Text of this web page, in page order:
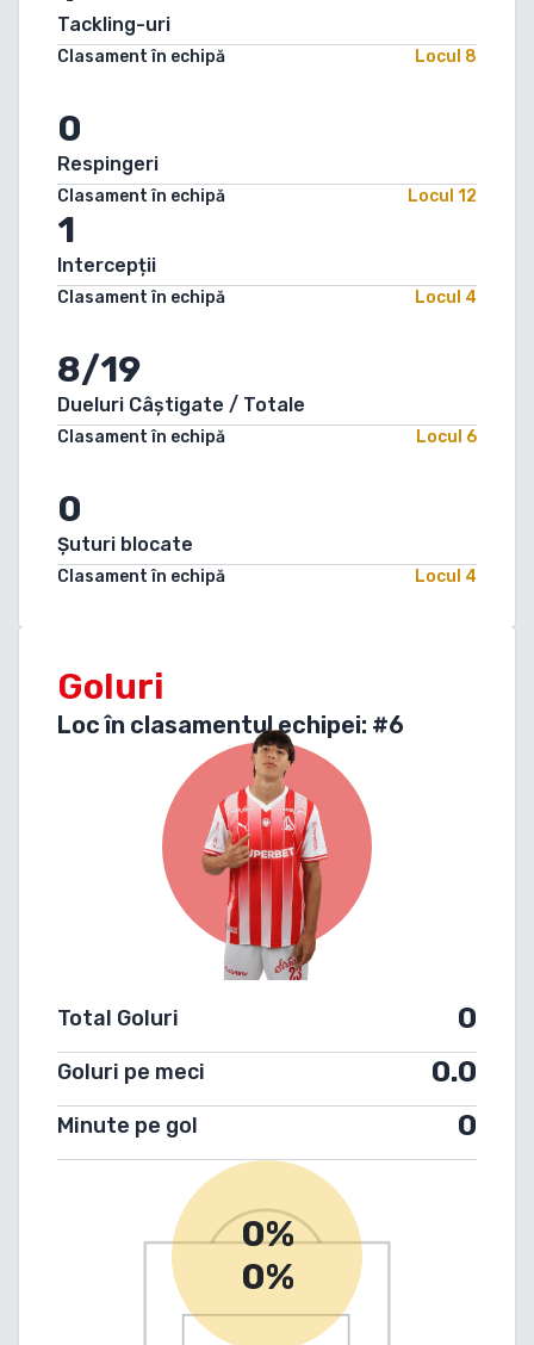
Tackling-uri
Clasament în echipă Locul 8
0
Respingeri
Clasament în echipă Locul 12
1
Intercepții
Clasament în echipă Locul 4
8/19
Dueluri Câștigate / Totale
Clasament în echipă Locul 6
0
Șuturi blocate
Clasament în echipă Locul 4
Goluri
Loc în clasamentul echipei: #6
Total Goluri 0
Goluri pe meci 0.0
Minute pe gol 0
0%
0%